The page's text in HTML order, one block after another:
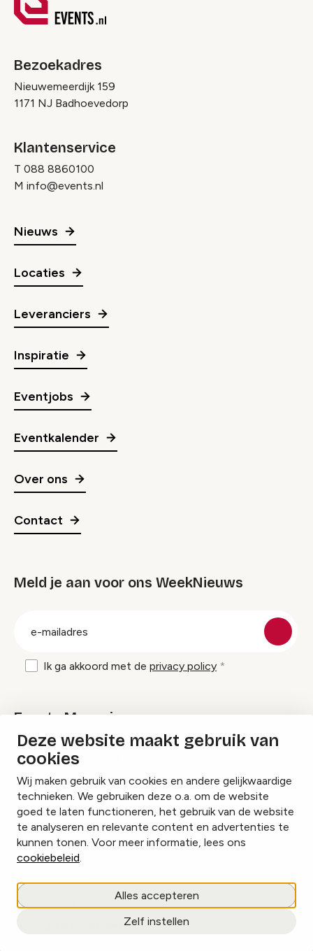
Deze website maakt gebruik van
cookies
Wij maken gebruik van cookies en andere gelijkwaardige
technieken. We gebruiken deze o.a. om de website
goed te laten functioneren, het gebruik van de website
te analyseren en relevante content en advertenties te
kunnen tonen. Voor meer informatie, lees ons
cookiebeleid.
Alles accepteren
Zelf instellen
Bezoekadres
Nieuwemeerdijk 159
1171 NJ Badhoevedorp
Klantenservice
T 088 8860100
M info@events.nl
Nieuws
Locaties
Leveranciers
Inspiratie
Eventjobs
Eventkalender
Over ons
Contact
Meld je aan voor ons WeekNieuws
Ik ga akkoord met de privacy policy
Events Magazine
Ik ontvang graag Events Magazine
InstagramFacebookLinkedIn
Cookies beheren
Privacy policy
copyright © 2026 Events.nl